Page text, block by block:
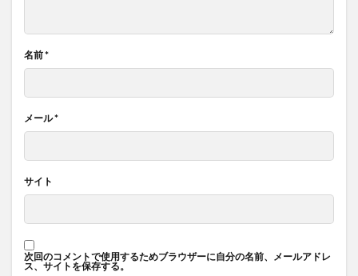
名前*
メール*
サイト
次回のコメントで使用するためブラウザーに自分の名前、メールアドレ
ス、サイトを保存する。